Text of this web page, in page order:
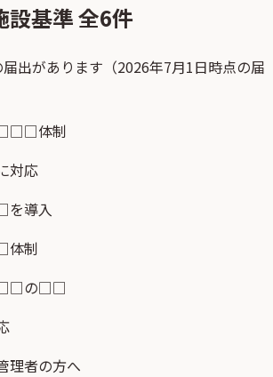
設基準 全6件
出があります（2026年7月1日時点の届
体制
応
導入
制
の□□
理者の方へ